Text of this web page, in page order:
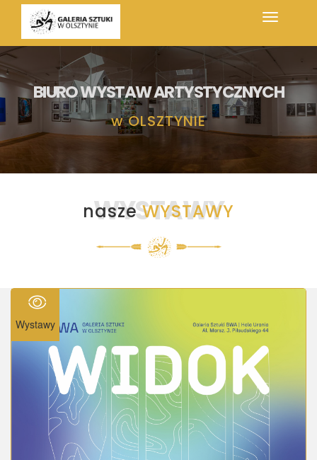
BIURO WYSTAW ARTYSTYCZNYCH
w OLSZTYNIE
WYSTAWY
naszeWYSTAWY
Wystawy